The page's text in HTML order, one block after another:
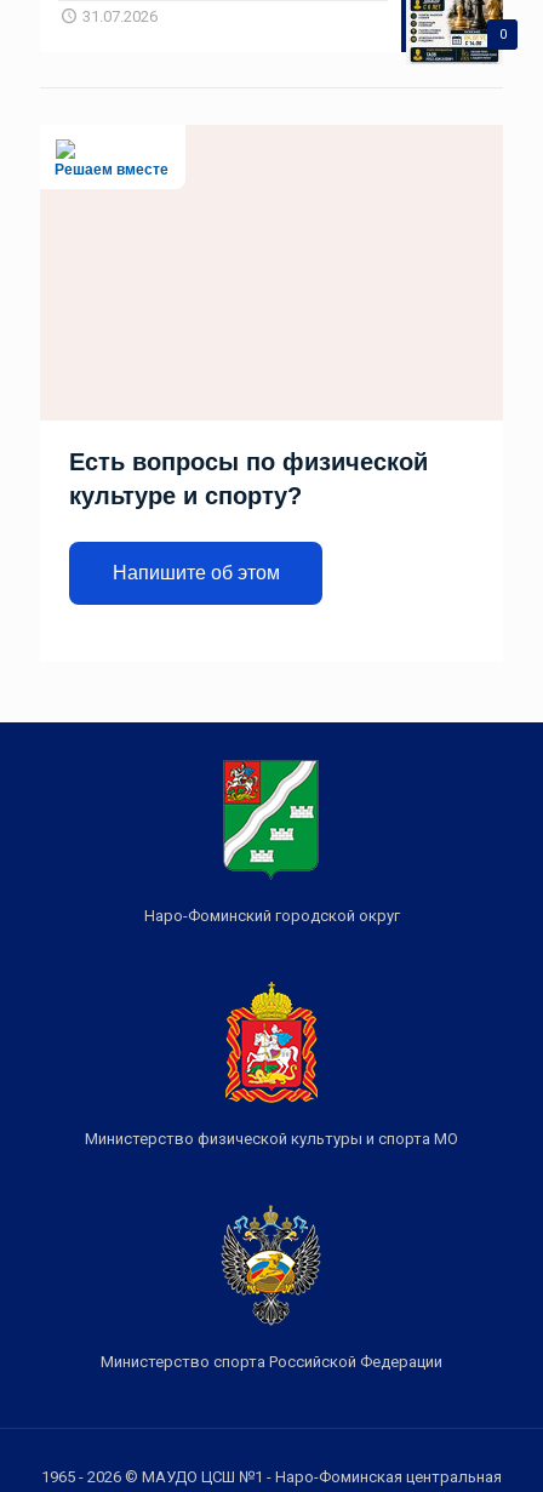
0
31.07.2026
Решаем вместе
Есть вопросы по физической
культуре и спорту?
Напишите об этом
Наро-Фоминский городской округ
Министерство физической культуры и спорта МО
Министерство спорта Российской Федерации
1965 - 2026 © МАУДО ЦСШ №1 - Наро-Фоминская центральная